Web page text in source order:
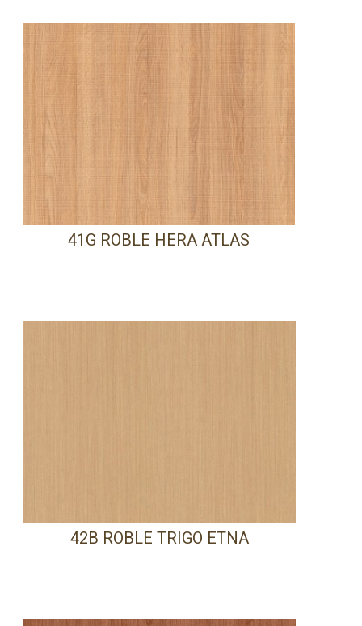
41G ROBLE HERA ATLAS
42B ROBLE TRIGO ETNA